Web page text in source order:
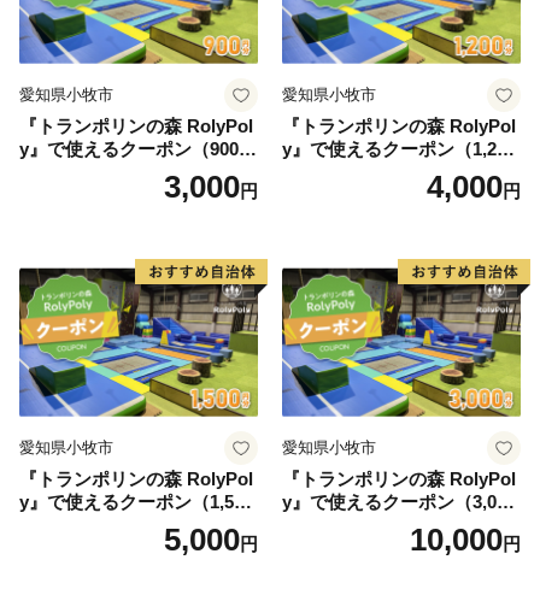
愛知県小牧市
『トランポリンの森 RolyPol
y』で使えるクーポン（900
3,000円
愛知県小牧市
『トランポリンの森 RolyPol
y』で使えるクーポン（1,200
4,000円
愛知県小牧市
『トランポリンの森 RolyPol
y』で使えるクーポン（1,500
5,000円
愛知県小牧市
『トランポリンの森 RolyPol
y』で使えるクーポン（3,000
10,000円